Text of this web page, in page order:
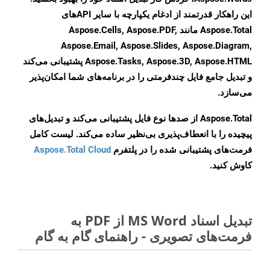
این راهکار قدرتمند از ادغام یکپارچه با سایر APIهای
Aspose.Total مانند Aspose.Cells, Aspose.PDF,
Aspose.Email, Aspose.Slides, Aspose.Diagram,
Aspose.Tasks, Aspose.3D, Aspose.HTML پشتیبانی می‌کند
و تبدیل جامع فایل چندفرمتی را در برنامه‌های شما امکان‌پذیر
می‌سازد.
Aspose.Total از صدها نوع فایل پشتیبانی می‌کند و تبدیل‌های
پیچیده را با انعطاف‌پذیری بی‌نظیر ساده می‌کند. لیست کامل
فرمت‌های پشتیبانی شده را در پلتفرم Aspose.Total Cloud
کاوش کنید.
تبدیل اسناد MS Word از PDF به
فرمت‌های تصویری - راهنمای گام به گام